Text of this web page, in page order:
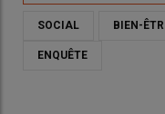
SOCIAL BIEN-
ENQUÊTE